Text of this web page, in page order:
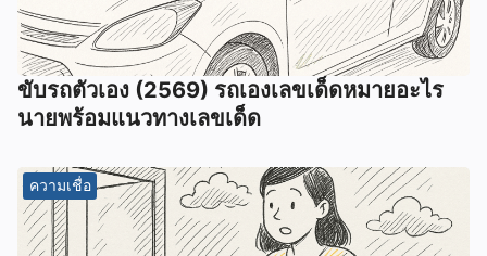
ขับรถตัวเอง (2569) รถเองเลขเด็ดหมายอะไร
นายพร้อมแนวทางเลขเด็ด
ความเชื่อ